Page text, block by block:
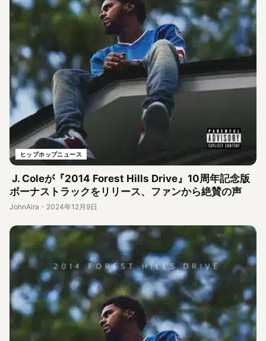
ヒップホップニュース
J. Coleが『2014 Forest Hills Drive』10周年記念版
ボーナストラックをリリース、ファンから絶賛の声
JohnAira - 2024年12月9日